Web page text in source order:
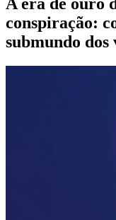
conspiração:
submundo